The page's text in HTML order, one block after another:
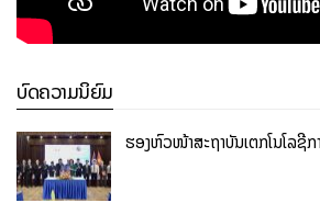
ບົດຄວາມນິຍົມ
ຮອງຫົວໜ້າສະຖາບັນເຕັກໂນໂລຊີ